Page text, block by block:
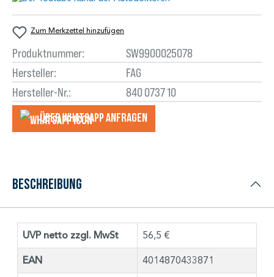
Zum Merkzettel hinzufügen
Produktnummer:
SW9900025078
Hersteller:
FAG
Hersteller-Nr.:
840 0737 10
Über WhatsApp anfragеn
Beschreibung
UVP netto zzgl. MwSt 56,5 €
EAN 4014870433871